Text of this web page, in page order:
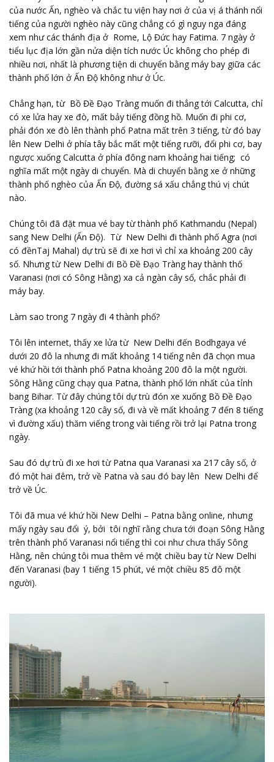
của nước Ấn, nghèo và chắc tu viện hay nơi ở của vị á thánh nổi
tiếng của người nghèo này cũng chẳng có gì nguy nga đáng
xem như các thánh địa ở Rome, Lộ Đức hay Fatima. 7 ngày ở
tiểu lục địa lớn gần nửa diện tích nước Úc không cho phép đi
nhiều nơi, nhất là phương tiện di chuyển bằng máy bay giữa các
thành phố lớn ở Ấn Độ không như ở Úc.
Chẳng hạn, từ Bồ Đề Đạo Tràng muốn đi thẳng tới Calcutta, chỉ
có xe lửa hay xe đò, mất bảy tiếng đồng hồ. Muốn đi phi cơ,
phải đón xe đò lên thành phố Patna mất trên 3 tiếng, từ đó bay
lên New Delhi ở phía tây bắc mất một tiếng rưỡi, đổi phi cơ, bay
ngược xuống Calcutta ở phía đông nam khoảng hai tiếng; có
nghĩa mất một ngày di chuyển. Mà di chuyển bằng xe ở những
thành phố nghèo của Ấn Độ, đường sá xấu chẳng thú vị chút
nào.
Chúng tôi đã đặt mua vé bay từ thành phố Kathmandu (Nepal)
sang New Delhi (Ấn Độ). Từ New Delhi đi thành phố Agra (nơi
có đềnTaj Mahal) dự trù sẽ đi xe hơi vì chỉ xa khoảng 200 cây
số. Nhưng từ New Delhi đi Bồ Đề Đạo Tràng hay thành thố
Varanasi (nơi có Sông Hằng) xa cả ngàn cây số, chắc phải đi
máy bay.
Làm sao trong 7 ngày đi 4 thành phố?
Tôi lên internet, thấy xe lửa từ New Delhi đến Bodhgaya vé
dưới 20 đô la nhưng đi mất khoảng 14 tiếng nên đã chọn mua
vé khứ hồi tới thành phố Patna khoảng 200 đô la một người.
Sông Hằng cũng chạy qua Patna, thành phố lớn nhất của tỉnh
bang Bihar. Từ đây chúng tôi dự trù đón xe xuống Bồ Đề Đạo
Tràng (xa khoảng 120 cây số, đi và về mất khoảng 7 đến 8 tiếng
vì đường xấu) thăm viếng trong vài tiếng rồi trở lại Patna trong
ngày.
Sau đó dự trù đi xe hơi từ Patna qua Varanasi xa 217 cây số, ở
đó một hai đêm, trở về Patna và sau đó bay lên New Delhi để
trở về Úc.
Tôi đã mua vé khứ hồi New Delhi – Patna bằng online, nhưng
mấy ngày sau đổi ý, bởi tôi nghĩ rằng chưa tới đoạn Sông Hằng
trên thành phố Varanasi nổi tiếng thì coi như chưa thấy Sông
Hằng, nên chúng tôi mua thêm vé một chiều bay từ New Delhi
đến Varanasi (bay 1 tiếng 15 phút, vé một chiều 85 đô một
người).